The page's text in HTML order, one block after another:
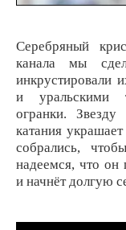
Серебряный
канала мы
инкрустировали
и уральскими
огранки.
катания
собрались,
надеемся, что он
и начнёт долгую